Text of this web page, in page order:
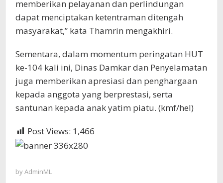
memberikan pelayanan dan perlindungan
dapat menciptakan ketentraman ditengah
masyarakat,” kata Thamrin mengakhiri.
Sementara, dalam momentum peringatan HUT
ke-104 kali ini, Dinas Damkar dan Penyelamatan
juga memberikan apresiasi dan penghargaan
kepada anggota yang berprestasi, serta
santunan kepada anak yatim piatu. (kmf/hel)
Post Views: 1,466
byAdminML